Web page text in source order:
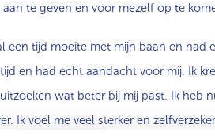
te geven en voor mezelf op te
een tijd moeite met mijn baan en had
en had echt aandacht voor mij. Ik
wat beter bij mij past. Ik heb
Ik voel me veel sterker en